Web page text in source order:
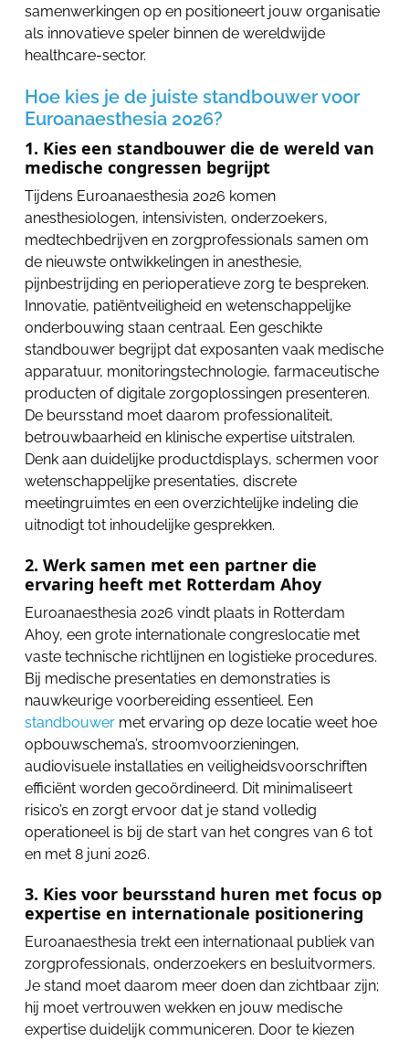
samenwerkingen op en positioneert jouw organisatie
als innovatieve speler binnen de wereldwijde
healthcare-sector.
Hoe kies je de juiste standbouwer voor
Euroanaesthesia 2026?
1. Kies een standbouwer die de wereld van
medische congressen begrijpt
Tijdens Euroanaesthesia 2026 komen
anesthesiologen, intensivisten, onderzoekers,
medtechbedrijven en zorgprofessionals samen om
de nieuwste ontwikkelingen in anesthesie,
pijnbestrijding en perioperatieve zorg te bespreken.
Innovatie, patiëntveiligheid en wetenschappelijke
onderbouwing staan centraal. Een geschikte
standbouwer begrijpt dat exposanten vaak medische
apparatuur, monitoringstechnologie, farmaceutische
producten of digitale zorgoplossingen presenteren.
De beursstand moet daarom professionaliteit,
betrouwbaarheid en klinische expertise uitstralen.
Denk aan duidelijke productdisplays, schermen voor
wetenschappelijke presentaties, discrete
meetingruimtes en een overzichtelijke indeling die
uitnodigt tot inhoudelijke gesprekken.
2. Werk samen met een partner die
ervaring heeft met Rotterdam Ahoy
Euroanaesthesia 2026 vindt plaats in Rotterdam
Ahoy, een grote internationale congreslocatie met
vaste technische richtlijnen en logistieke procedures.
Bij medische presentaties en demonstraties is
nauwkeurige voorbereiding essentieel. Een
standbouwer met ervaring op deze locatie weet hoe
opbouwschema’s, stroomvoorzieningen,
audiovisuele installaties en veiligheidsvoorschriften
efficiënt worden gecoördineerd. Dit minimaliseert
risico’s en zorgt ervoor dat je stand volledig
operationeel is bij de start van het congres van 6 tot
en met 8 juni 2026.
3. Kies voor beursstand huren met focus op
expertise en internationale positionering
Euroanaesthesia trekt een internationaal publiek van
zorgprofessionals, onderzoekers en besluitvormers.
Je stand moet daarom meer doen dan zichtbaar zijn;
hij moet vertrouwen wekken en jouw medische
expertise duidelijk communiceren. Door te kiezen